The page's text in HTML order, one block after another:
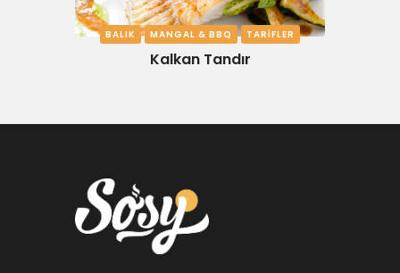
BALIK MANGAL & BBQ TARIFLER
Kalkan Tandır